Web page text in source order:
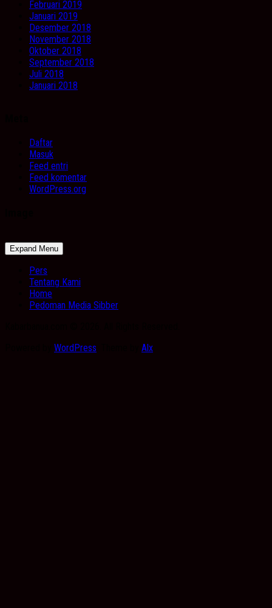
Februari 2019
Januari 2019
Desember 2018
November 2018
Oktober 2018
September 2018
Juli 2018
Januari 2018
Daftar
Masuk
Feed entri
Feed komentar
WordPress.org
Expand Menu
Pers
Tentang Kami
Home
Pedoman Media Sibber
WordPress Alx